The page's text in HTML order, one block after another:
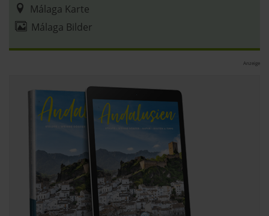
Málaga Karte
Málaga Bilder
Anzeige